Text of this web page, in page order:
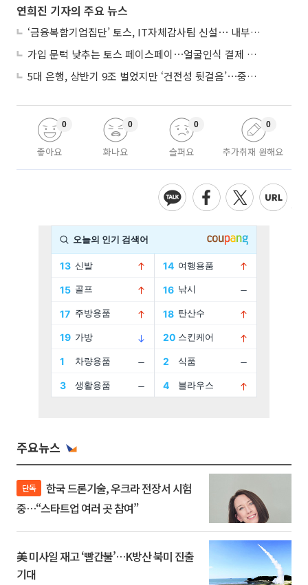
연희진 기자의 주요 뉴스
‘금융복합기업집단’ 토스, IT자체감사팀 신설⋯ 내부통제 강화
가입 문턱 낮추는 토스 페이스페이⋯얼굴인식 결제 확산 속도낸다
5대 은행, 상반기 9조 벌었지만 ‘건전성 뒷걸음’⋯중기대출 문턱 높아지나
좋아요
0
화나요
0
슬퍼요
0
추가취재 원해요
0
주요뉴스
단독
중…“스타트업 여러 곳 참여”
美 미사일 재고 ‘빨간불’…K방산 북미 진출
기대